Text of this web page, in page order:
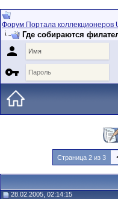
Форум Портала коллекционеров
Где собираются


Страница 2 из 3
28.02.2005, 02:14:15